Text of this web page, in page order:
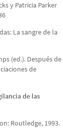
y Patricia Parker
La sangre de la
(ed.). Después de
de
de las
Routledge, 1993.